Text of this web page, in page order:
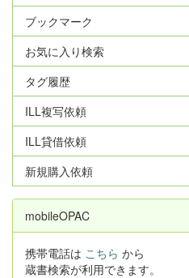
ブックマーク
お気に入り検索
タグ履歴
ILL複写依頼
ILL貸借依頼
新規購入依頼
mobileOPAC
携帯電話は こちら から
蔵書検索が利用できます。